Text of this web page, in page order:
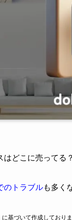
どこに売ってる
のトラブルも多く
に基づいて作成しており